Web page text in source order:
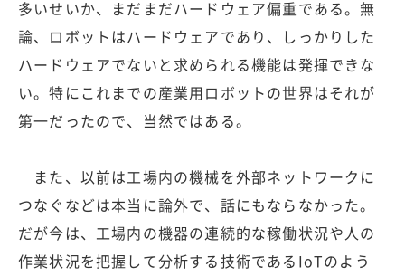
多いせいか、まだまだハードウェア偏重である。無
論、ロボットはハードウェアであり、しっかりした
ハードウェアでないと求められる機能は発揮できな
い。特にこれまでの産業用ロボットの世界はそれが
第一だったので、当然ではある。
また、以前は工場内の機械を外部ネットワークに
つなぐなどは本当に論外で、話にもならなかった。
だが今は、工場内の機器の連続的な稼働状況や人の
作業状況を把握して分析する技術であるIoTのよう